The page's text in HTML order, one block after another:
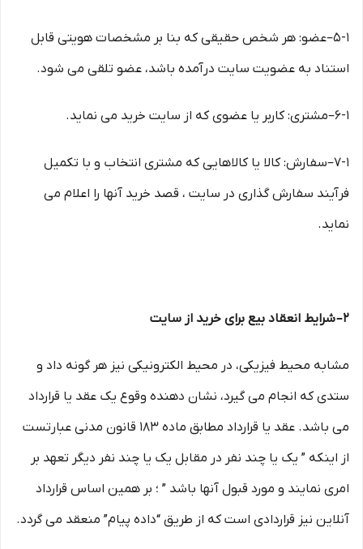
۵-۱–عضو: هر شخص حقیقی که بنا بر مشخصات هویتی قابل
استناد به عضویت سایت درآمده باشد، عضو تلقی می شود.
۶-۱–مشتری: کاربر یا عضوی که از سایت خرید می نماید.
۷-۱–سفارش: کالا یا کالاهایی که مشتری انتخاب و با تکمیل
فرآیند سفارش گذاری در سایت ، قصد خرید آنها را اعلام می
نماید.
۲– شرایط انعقاد بیع برای خرید از سایت
مشابه محیط فیزیکی، در محیط الکترونیکی نیز هر گونه داد و
ستدی که انجام می گیرد، نشان دهنده وقوع یک عقد یا قرارداد
می باشد. عقد یا قرارداد مطابق ماده ۱۸۳ قانون مدنی عبارتست
از اینکه ” یک یا چند نفر در مقابل یک یا چند نفر دیگر تعهد بر
امری نمایند و مورد قبول آنها باشد ” ؛ بر همین اساس قرارداد
آنلاین نیز قراردادی است که از طریق “داده پیام” منعقد می گردد.